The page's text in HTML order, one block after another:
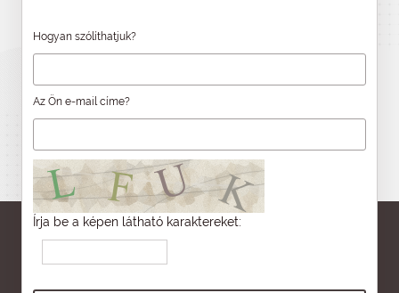
Hogyan szólíthatjuk?
Az Ön e-mail címe?
Írja be a képen látható karaktereket: